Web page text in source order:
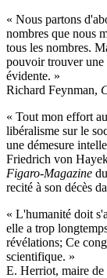
« Nous partons
nombres que nous
tous les nombres.
pouvoir trouver une
évidente. »
Richard Feynman,
« Tout mon effort
libéralisme sur le
une démesure
Friedrich von
Figaro-Magazine
recité à son décès
« L'humanité doit
elle a trop
révélations; Ce
scientifique. »
E. Herriot, maire